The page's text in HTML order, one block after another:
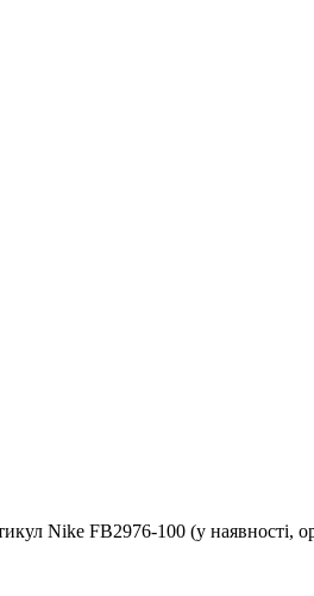
Nike FB2976-100 (у наявності,